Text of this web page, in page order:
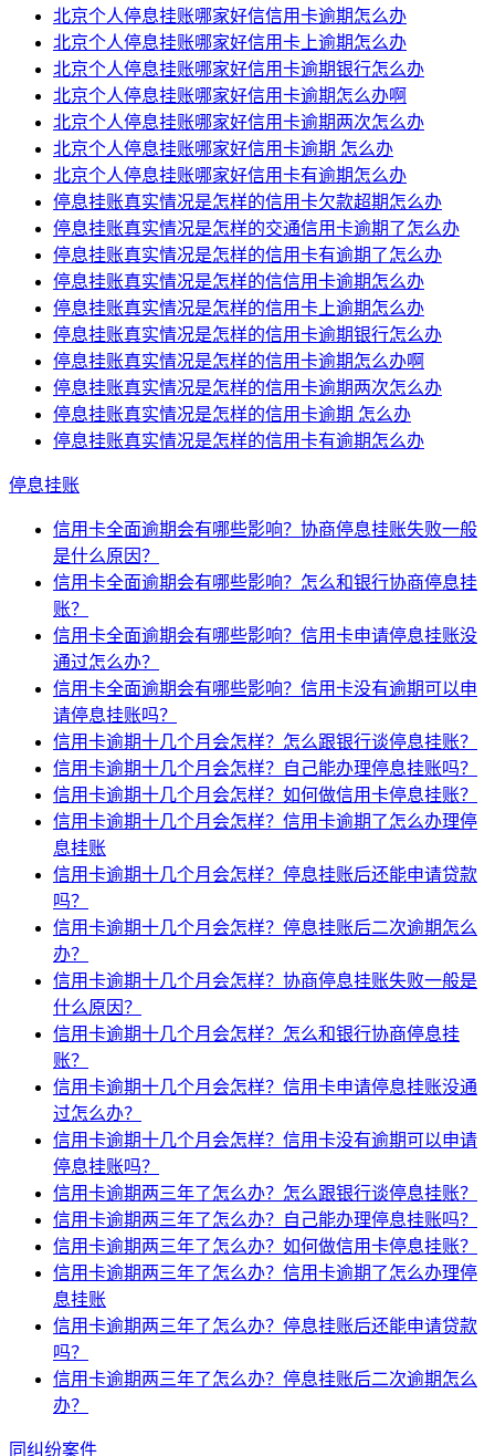
北京个人停息挂账哪家好信信用卡逾期怎么办
北京个人停息挂账哪家好信用卡上逾期怎么办
北京个人停息挂账哪家好信用卡逾期银行怎么办
北京个人停息挂账哪家好信用卡逾期怎么办啊
北京个人停息挂账哪家好信用卡逾期两次怎么办
北京个人停息挂账哪家好信用卡逾期 怎么办
北京个人停息挂账哪家好信用卡有逾期怎么办
停息挂账真实情况是怎样的信用卡欠款超期怎么办
停息挂账真实情况是怎样的交通信用卡逾期了怎么办
停息挂账真实情况是怎样的信用卡有逾期了怎么办
停息挂账真实情况是怎样的信信用卡逾期怎么办
停息挂账真实情况是怎样的信用卡上逾期怎么办
停息挂账真实情况是怎样的信用卡逾期银行怎么办
停息挂账真实情况是怎样的信用卡逾期怎么办啊
停息挂账真实情况是怎样的信用卡逾期两次怎么办
停息挂账真实情况是怎样的信用卡逾期 怎么办
停息挂账真实情况是怎样的信用卡有逾期怎么办
停息挂账
信用卡全面逾期会有哪些影响？协商停息挂账失败一般
是什么原因？
信用卡全面逾期会有哪些影响？怎么和银行协商停息挂
账？
信用卡全面逾期会有哪些影响？信用卡申请停息挂账没
通过怎么办？
信用卡全面逾期会有哪些影响？信用卡没有逾期可以申
请停息挂账吗？
信用卡逾期十几个月会怎样？怎么跟银行谈停息挂账？
信用卡逾期十几个月会怎样？自己能办理停息挂账吗？
信用卡逾期十几个月会怎样？如何做信用卡停息挂账？
信用卡逾期十几个月会怎样？信用卡逾期了怎么办理停
息挂账
信用卡逾期十几个月会怎样？停息挂账后还能申请贷款
吗？
信用卡逾期十几个月会怎样？停息挂账后二次逾期怎么
办？
信用卡逾期十几个月会怎样？协商停息挂账失败一般是
什么原因？
信用卡逾期十几个月会怎样？怎么和银行协商停息挂
账？
信用卡逾期十几个月会怎样？信用卡申请停息挂账没通
过怎么办？
信用卡逾期十几个月会怎样？信用卡没有逾期可以申请
停息挂账吗？
信用卡逾期两三年了怎么办？怎么跟银行谈停息挂账？
信用卡逾期两三年了怎么办？自己能办理停息挂账吗？
信用卡逾期两三年了怎么办？如何做信用卡停息挂账？
信用卡逾期两三年了怎么办？信用卡逾期了怎么办理停
息挂账
信用卡逾期两三年了怎么办？停息挂账后还能申请贷款
吗？
信用卡逾期两三年了怎么办？停息挂账后二次逾期怎么
办？
同纠纷案件